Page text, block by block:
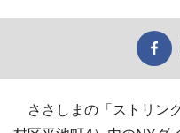
ささしまの「ストリン